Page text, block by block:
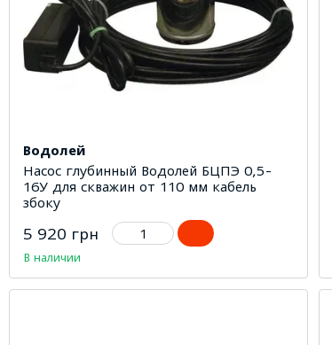
Водолей
Насос глубинный Водолей БЦПЭ 0,5-
16У для скважин от 110 мм кабель
збоку
5 920 грн
В наличии